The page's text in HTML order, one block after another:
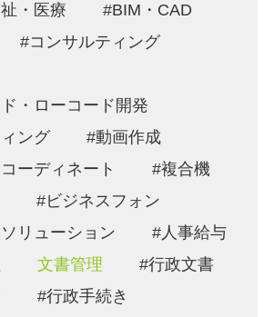
・医療
BIM・CAD
コンサルティング
・ローコード開発
ング
動画作成
ーディネート
複合機
ビジネスフォン
リューション
人事給与
文書管理
行政文書
行政手続き